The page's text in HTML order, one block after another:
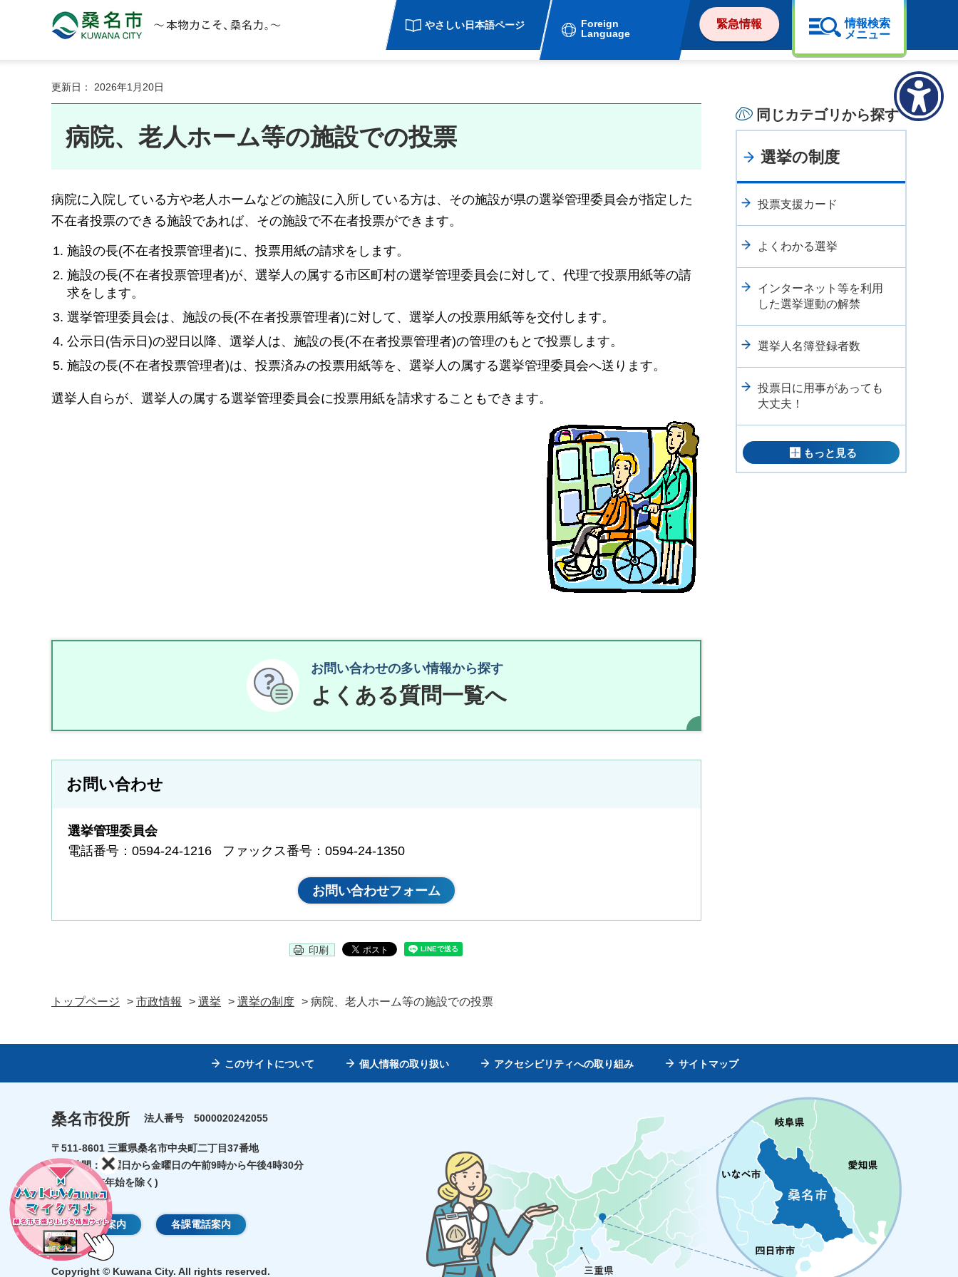
桑名市 KUWANA CITY 本物力こそ、桑名力。
やさしい日本語ページ
Foreign
Language
緊急情報
情報検索
メニュー
更新日： 2026年1月20日
病院、老人ホーム等の施設での投票
病院に入院している方や老人ホームなどの施設に入所している方は、その施設が県の選挙管理委員会が指定した
不在者投票のできる施設であれば、その施設で不在者投票ができます。
施設の長(不在者投票管理者)に、投票用紙の請求をします。
施設の長(不在者投票管理者)が、選挙人の属する市区町村の選挙管理委員会に対して、代理で投票用紙等の請
求をします。
選挙管理委員会は、施設の長(不在者投票管理者)に対して、選挙人の投票用紙等を交付します。
公示日(告示日)の翌日以降、選挙人は、施設の長(不在者投票管理者)の管理のもとで投票します。
施設の長(不在者投票管理者)は、投票済みの投票用紙等を、選挙人の属する選挙管理委員会へ送ります。
選挙人自らが、選挙人の属する選挙管理委員会に投票用紙を請求することもできます。
お問い合わせの多い情報から探す
よくある質問一覧へ
お問い合わせ
選挙管理委員会
電話番号：0594-24-1216
ファックス番号：0594-24-1350
印刷
同じカテゴリから探す
選挙の制度
投票支援カード
よくわかる選挙
インターネット等を利用
した選挙運動の解禁
選挙人名簿登録者数
投票日に用事があっても
大丈夫！
もっと見る
トップページ > 市政情報 > 選挙 > 選挙の制度 > 病院、老人ホーム等の施設での投票
このサイトについて 個人情報の取り扱い アクセシビリティへの取り組み サイトマップ
桑名市役所 法人番号 5000020242055
〒511-8601 三重県桑名市中央町二丁目37番地
開庁時間：月曜日から金曜日の午前9時から午後4時30分
(祝日・年末年始を除く)
庁舎のご案内 各課電話案内
Copyright © Kuwana City. All rights reserved.